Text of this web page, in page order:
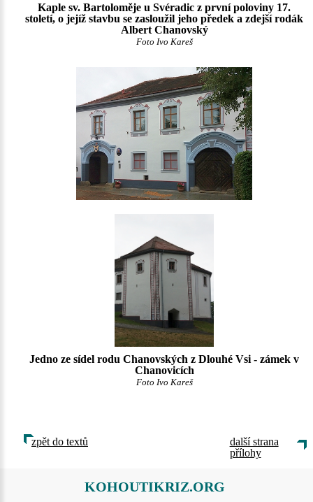
Kaple sv. Bartoloměje u Svéradic z první poloviny 17.
století, o jejíž stavbu se zasloužil jeho předek a zdejší rodák
Albert Chanovský
Foto Ivo Kareš
Jedno ze sídel rodu Chanovských z Dlouhé Vsi - zámek v
Chanovicích
Foto Ivo Kareš
zpět do textů
další strana
přílohy
KOHOUTIKRIZ.ORG